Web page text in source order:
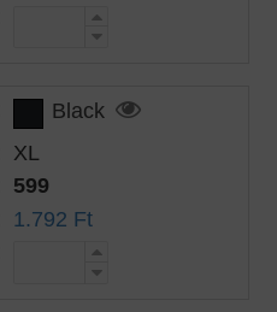
Black
XL
599
1.792 Ft